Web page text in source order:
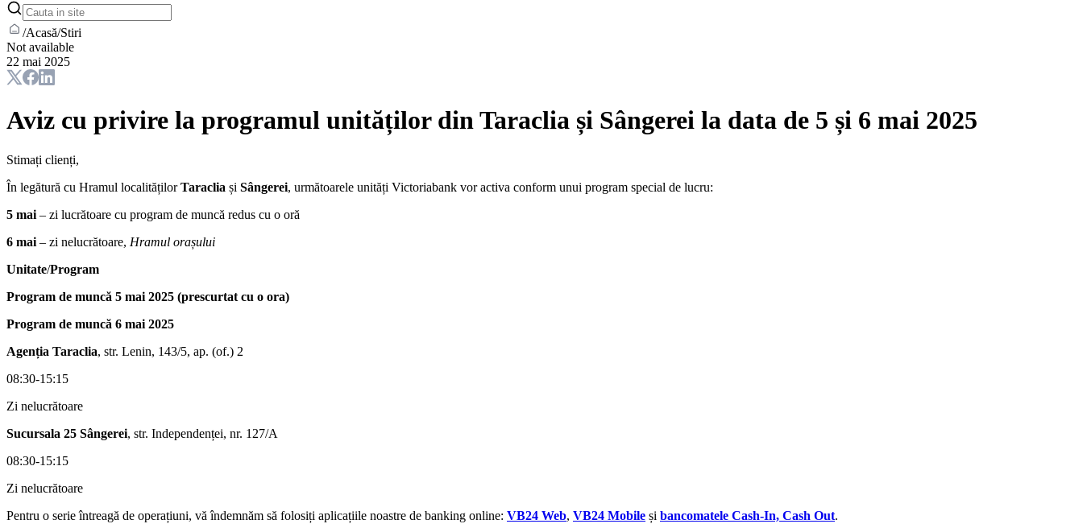
/Acasă/Stiri
Not available
22 mai 2025
Aviz cu privire la programul unităților din Taraclia și Sângerei la data de 5 și 6 mai 2025
Stimați clienți,
În legătură cu Hramul localitățilorTaraclia și Sângerei, următoarele unități Victoriabank vor activa conform unui program special de lucru:
5 mai – zi lucrătoare cu program de muncă redus cu o oră
6 mai – zi nelucrătoare, Hramul orașului
Unitate/Program
Program de muncă 5 mai 2025 (prescurtat cu o ora)
Program de muncă 6 mai 2025
Agenția Taraclia, str. Lenin, 143/5, ap. (of.) 2
08:30-15:15
Zi nelucrătoare
Sucursala 25 Sângerei, str. Independenței, nr. 127/A
08:30-15:15
Zi nelucrătoare
Pentru o serie întreagă de operațiuni, vă îndemnăm să folosiți aplicațiile noastre de banking online: VB24 Web, VB24 Mobile și bancomatele Cash-In, Cash Out.